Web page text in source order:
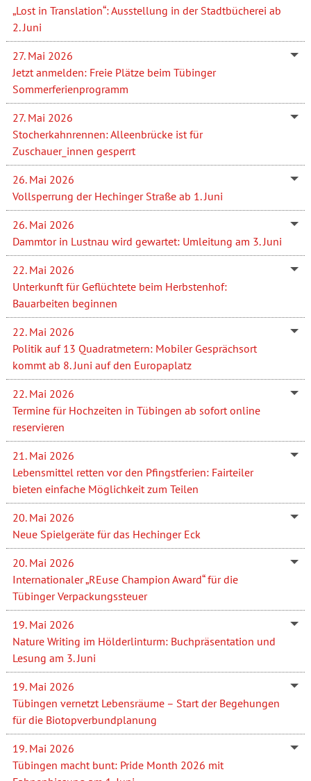
„Lost in Translation“: Ausstellung in der Stadtbücherei ab
2. Juni
27. Mai 2026
Jetzt anmelden: Freie Plätze beim Tübinger
Sommerferienprogramm
27. Mai 2026
Stocherkahnrennen: Alleenbrücke ist für
Zuschauer_innen gesperrt
26. Mai 2026
Vollsperrung der Hechinger Straße ab 1. Juni
26. Mai 2026
Dammtor in Lustnau wird gewartet: Umleitung am 3. Juni
22. Mai 2026
Unterkunft für Geflüchtete beim Herbstenhof:
Bauarbeiten beginnen
22. Mai 2026
Politik auf 13 Quadratmetern: Mobiler Gesprächsort
kommt ab 8. Juni auf den Europaplatz
22. Mai 2026
Termine für Hochzeiten in Tübingen ab sofort online
reservieren
21. Mai 2026
Lebensmittel retten vor den Pfingstferien: Fairteiler
bieten einfache Möglichkeit zum Teilen
20. Mai 2026
Neue Spielgeräte für das Hechinger Eck
20. Mai 2026
Internationaler „REuse Champion Award“ für die
Tübinger Verpackungssteuer
19. Mai 2026
Nature Writing im Hölderlinturm: Buchpräsentation und
Lesung am 3. Juni
19. Mai 2026
Tübingen vernetzt Lebensräume – Start der Begehungen
für die Biotopverbundplanung
19. Mai 2026
Tübingen macht bunt: Pride Month 2026 mit